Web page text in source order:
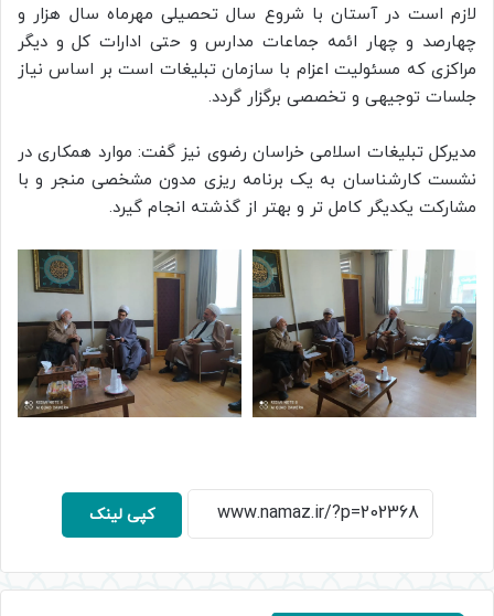
لازم است در آستان با شروع سال تحصیلی مهرماه سال هزار و
چهارصد و چهار ائمه جماعات مدارس و حتی ادارات کل و دیگر
مراکزی که مسئولیت اعزام با سازمان تبلیغات است بر اساس نیاز
جلسات توجیهی و تخصصی برگزار گردد.
مدیرکل تبلیغات اسلامی خراسان رضوی نیز گفت: موارد همکاری در
نشست کارشناسان به یک برنامه ریزی مدون مشخصی منجر و با
مشارکت یکدیگر کامل تر و بهتر از گذشته انجام گیرد.
کپی لینک